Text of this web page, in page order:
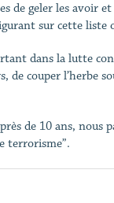
de geler les avoir et
sur cette liste
dans la lutte
couper l’herbe
de 10 ans, nous
terrorisme”.